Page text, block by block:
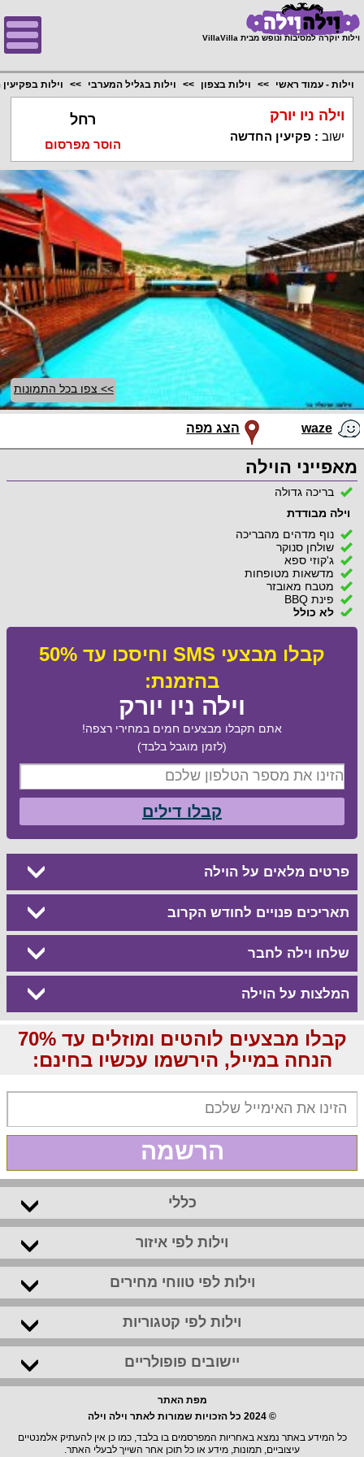
וילות יוקרה למסיבות ונופש מבית VillaVilla
וילות - עמוד ראשי וילות בצפון וילות בגליל המערבי וילות
וילה ניו יורק
ישוב : פקיעין החדשה
רחל
הוסר מפרסום
>> צפו בכל התמונות
waze הצג מפה
מאפייני הוילה
בריכה גדולה
וילה מבודדת
נוף מדהים מהבריכה
שולחן סנוקר
ג'קוזי ספא
מדשאות מטופחות
מטבח מאובזר
פינת BBQ
לא כולל
קבלו מבצעי SMS וחיסכו עד 50%
בהזמנת:
וילה ניו יורק
אתם תקבלו מבצעים חמים במחירי רצפה!
(לזמן מוגבל בלבד)
קבלו דילים
פרטים מלאים על הוילה
תאריכים פנויים לחודש הקרוב
שלחו וילה לחבר
המלצות על הוילה
קבלו מבצעים לוהטים ומוזלים עד 70%
הנחה במייל, הירשמו עכשיו בחינם:
הרשמה
כללי
וילות לפי איזור
וילות לפי טווחי מחירים
וילות לפי קטגוריות
יישובים פופולריים
מפת האתר
© 2024 כל הזכויות שמורות לאתר וילה וילה
כל המידע באתר נמצא באחריות המפרסמים בו בלבד, כמו כן אין להעתיק אלמנטיים
עיצוביים, תמונות, מידע או כל תוכן אחר השייך לבעלי האתר.